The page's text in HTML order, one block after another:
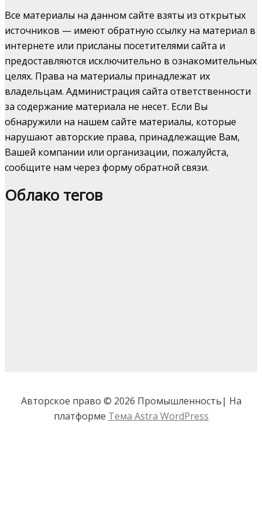
Все материалы на данном сайте взяты из открытых
источников — имеют обратную ссылку на материал в
интернете или присланы посетителями сайта и
предоставляются исключительно в ознакомительных
целях. Права на материалы принадлежат их
владельцам. Администрация сайта ответственности
за содержание материала не несет. Если Вы
обнаружили на нашем сайте материалы, которые
нарушают авторские права, принадлежащие Вам,
Вашей компании или организации, пожалуйста,
сообщите нам через форму обратной связи.
Облако тегов
Авторское право © 2026 Промышленность| На
платформе Тема Astra WordPress